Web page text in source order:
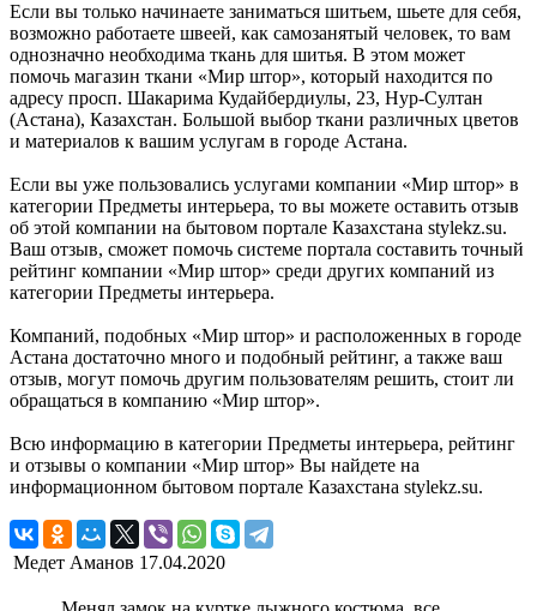
Если вы только начинаете заниматься шитьем, шьете для себя,
возможно работаете швеей, как самозанятый человек, то вам
однозначно необходима ткань для шитья. В этом может
помочь магазин ткани «Мир штор», который находится по
адресу просп. Шакарима Кудайбердиулы, 23, Нур-Султан
(Астана), Казахстан. Большой выбор ткани различных цветов
и материалов к вашим услугам в городе Астана.
Если вы уже пользовались услугами компании «Мир штор» в
категории Предметы интерьера, то вы можете оставить отзыв
об этой компании на бытовом портале Казахстана stylekz.su.
Ваш отзыв, сможет помочь системе портала составить точный
рейтинг компании «Мир штор» среди других компаний из
категории Предметы интерьера.
Компаний, подобных «Мир штор» и расположенных в городе
Астана достаточно много и подобный рейтинг, а также ваш
отзыв, могут помочь другим пользователям решить, стоит ли
обращаться в компанию «Мир штор».
Всю информацию в категории Предметы интерьера, рейтинг
и отзывы о компании «Мир штор» Вы найдете на
информационном бытовом портале Казахстана stylekz.su.
Медет Аманов 17.04.2020